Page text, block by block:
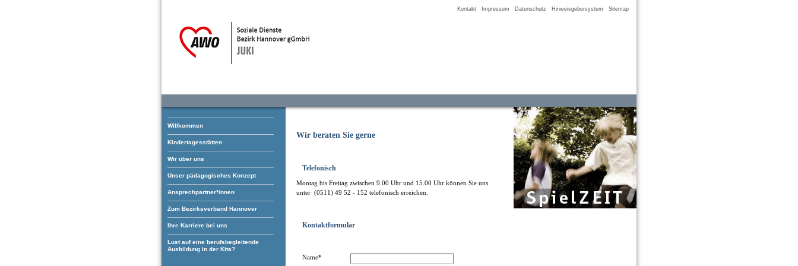
Kontakt Impressum Datenschutz Hinweisgebersystem Sitemap
Willkommen
Kindertagesstätten
Wir über uns
Unser pädagogisches Konzept
Ansprechpartner*innen
Zum Bezirksverband Hannover
Ihre Karriere bei uns
Lust auf eine berufsbegleitende
Ausbildung in der Kita?
Wir beraten Sie gerne
Telefonisch
Montag bis Freitag zwischen 9.00 Uhr und 15.00 Uhr können Sie uns
unter (0511) 49 52 - 152 telefonisch erreichen.
Kontaktformular
Name*